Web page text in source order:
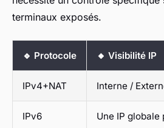
terminaux exposés.
🔹 Protocole 🔸 Visibilité IP
IPv4+NAT Interne /
IPv6 Une IP globale